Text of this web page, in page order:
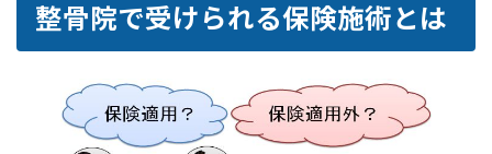
整骨院で受けられる保険施術とは